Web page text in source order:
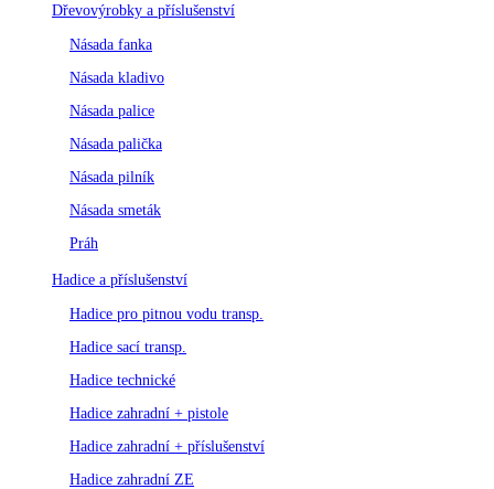
Dřevovýrobky a příslušenství
Násada fanka
Násada kladivo
Násada palice
Násada palička
Násada pilník
Násada smeták
Práh
Hadice a příslušenství
Hadice pro pitnou vodu transp.
Hadice sací transp.
Hadice technické
Hadice zahradní + pistole
Hadice zahradní + příslušenství
Hadice zahradní ZE